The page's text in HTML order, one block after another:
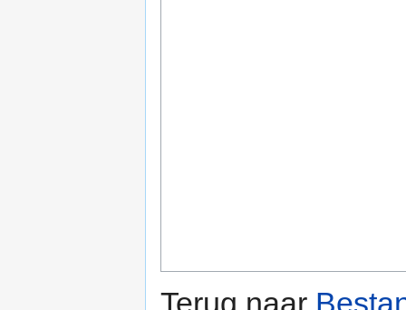
Terug naar